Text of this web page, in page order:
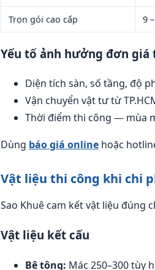
Trọn gói cao cấp 9
Yếu tố ảnh hưởng đơn giá
Diện tích sàn, số tầng, độ
Vận chuyển vật tư từ
Thời điểm thi công — mùa
Dùng báo giá online hoặc
Vật liệu thi công khi chi
Sao Khuê cam kết vật liệu
Vật liệu kết cấu
Bê tông: Mác 250–300 tùy